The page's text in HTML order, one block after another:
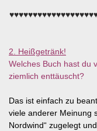
2. Heißgetränk!
Welches Buch hast du
ziemlich enttäuscht?
Das ist einfach zu
viele anderer Meinung
Nordwind“ zugelegt